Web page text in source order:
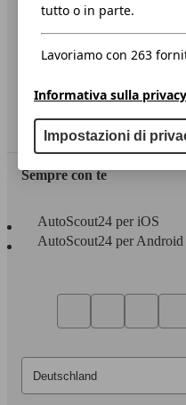
Privacy
Dichiarazione di
Servizi
Area rivenditori
Sempre con te
AutoScout24 per iOS
AutoScout24 per Android
tutto o in parte.
Lavoriamo con 263
Informativa sulla privacy
Impostazioni di